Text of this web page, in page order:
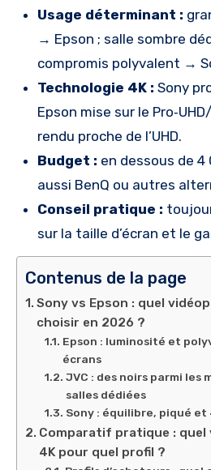
Usage déterminant :
→ Epson ; salle sombre
compromis polyvalent →
Technologie 4K : Sony
Epson mise sur le
rendu proche de l’UHD.
Budget : en dessous de
aussi BenQ ou autres
Conseil pratique :
sur la taille d’écran et le
Contenus de la page
Sony vs Epson : quel
choisir en 2026 ?
Epson : luminosité et
écrans
JVC : des noirs parmi les
salles dédiées
Sony : équilibre, piqué
Comparatif pratique :
4K pour quel profil ?